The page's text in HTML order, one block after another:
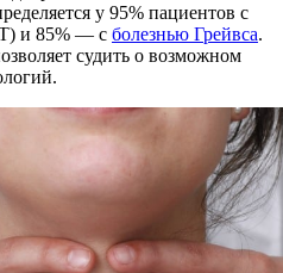
у 95% пациентов с
и 85% — с болезнью Грейвса.
судить о возможном